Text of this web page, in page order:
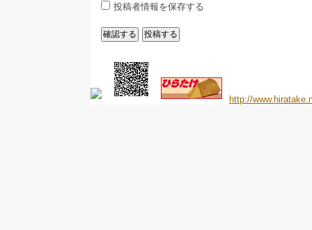
投稿者情報を保存する
http://